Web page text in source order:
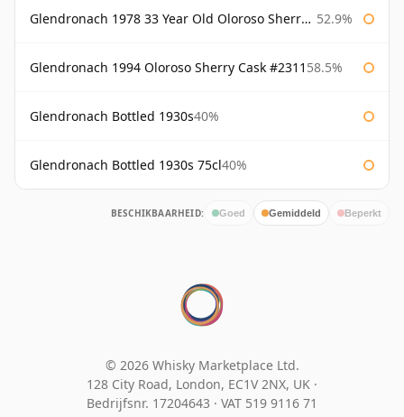
Glendronach 1978 33 Year Old Oloroso Sherry Cask #1068 52.9%
Glendronach 1994 Oloroso Sherry Cask #2311 58.5%
Glendronach Bottled 1930s40%
Glendronach Bottled 1930s 75cl40%
BESCHIKBAARHEID: Goed Gemiddeld Beperkt
© 2026 Whisky Marketplace Ltd.
128 City Road, London, EC1V 2NX, UK ·
Bedrijfsnr. 17204643 · VAT 519 9116 71